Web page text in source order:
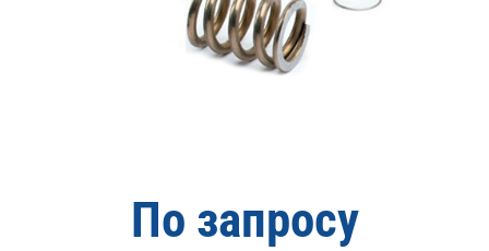
По запросу